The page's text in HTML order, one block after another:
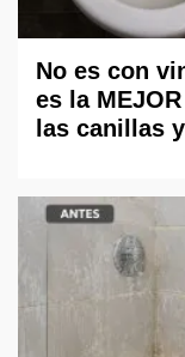
No es con
es la
las canillas